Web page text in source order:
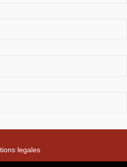
legales